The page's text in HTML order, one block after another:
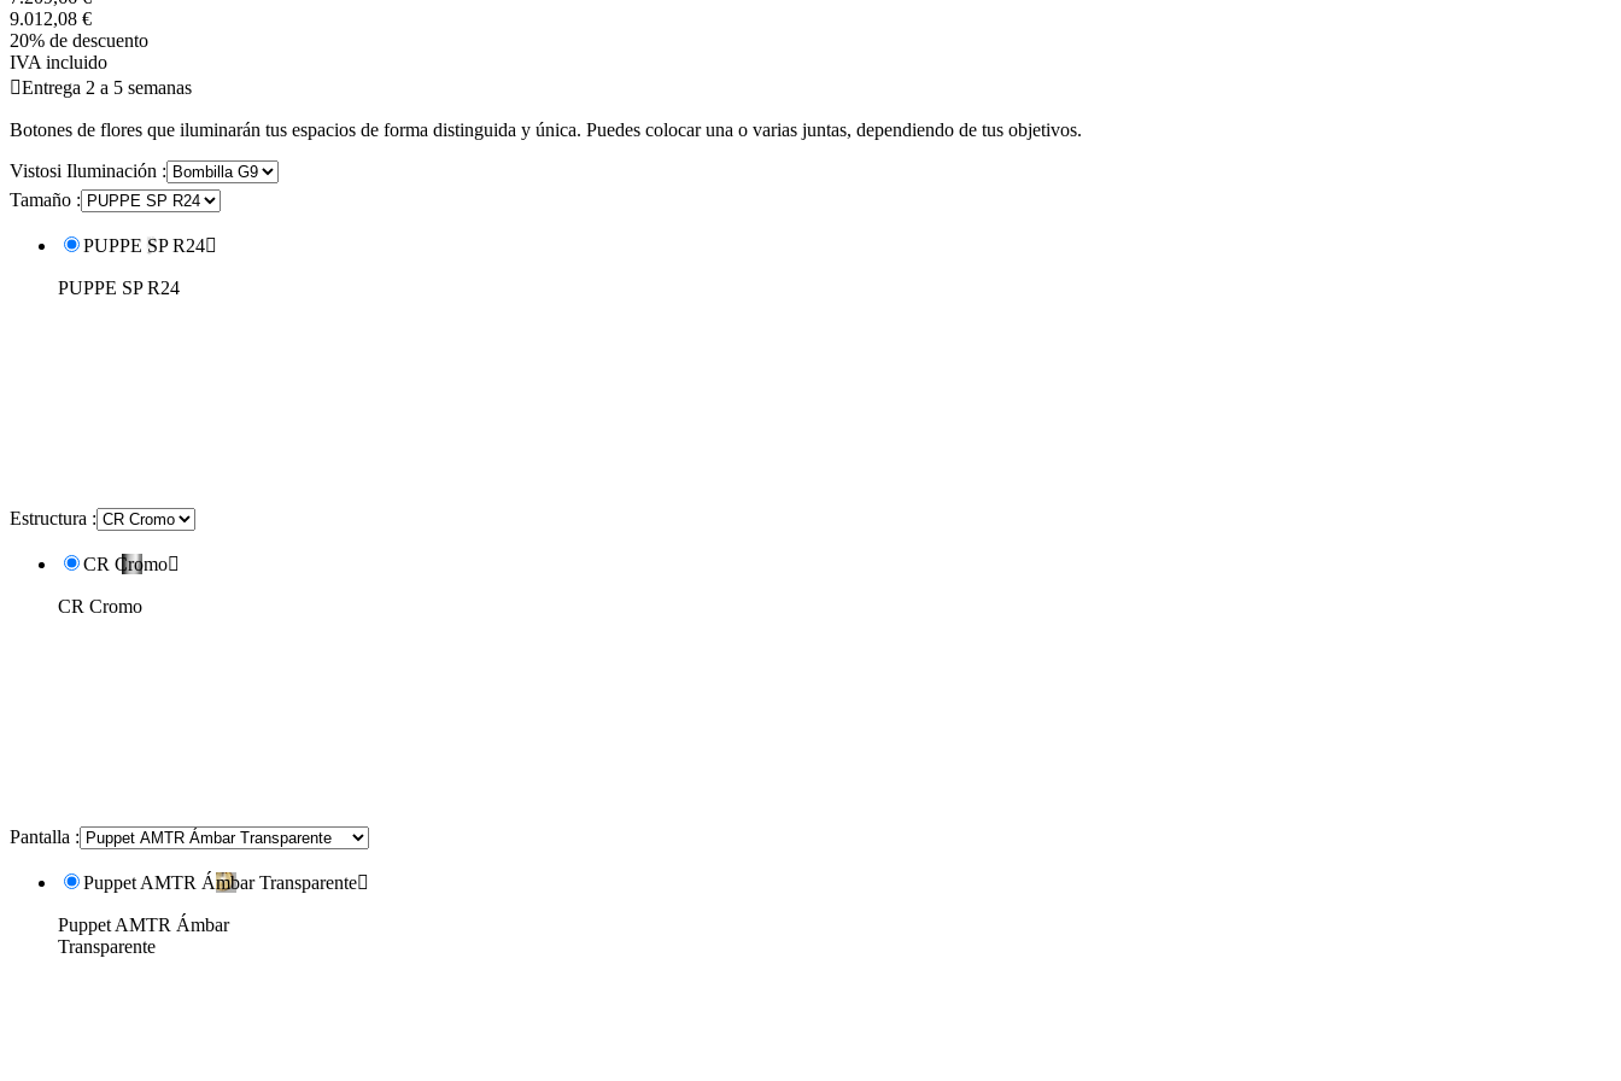
9.012,08 €
20% de descuento
IVA incluido
Entrega 2 a 5 semanas
Botones de flores que iluminarán tus espacios de forma distinguida y única. Puedes colocar una o varias juntas, dependiendo de tus objetivos.
Vistosi Iluminación :
Tamaño :
PUPPE SP R24
PUPPE SP R24
Estructura :
CR Cromo
CR Cromo
Pantalla :
Puppet AMTR Ámbar Transparente
Puppet AMTR Ámbar
Transparente